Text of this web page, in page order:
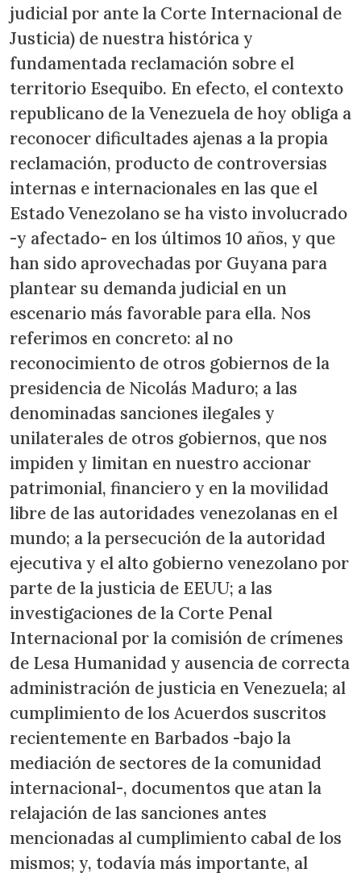
judicial por ante la Corte Internacional de
Justicia) de nuestra histórica y
fundamentada reclamación sobre el
territorio Esequibo. En efecto, el contexto
republicano de la Venezuela de hoy obliga a
reconocer dificultades ajenas a la propia
reclamación, producto de controversias
internas e internacionales en las que el
Estado Venezolano se ha visto involucrado
-y afectado- en los últimos 10 años, y que
han sido aprovechadas por Guyana para
plantear su demanda judicial en un
escenario más favorable para ella. Nos
referimos en concreto: al no
reconocimiento de otros gobiernos de la
presidencia de Nicolás Maduro; a las
denominadas sanciones ilegales y
unilaterales de otros gobiernos, que nos
impiden y limitan en nuestro accionar
patrimonial, financiero y en la movilidad
libre de las autoridades venezolanas en el
mundo; a la persecución de la autoridad
ejecutiva y el alto gobierno venezolano por
parte de la justicia de EEUU; a las
investigaciones de la Corte Penal
Internacional por la comisión de crímenes
de Lesa Humanidad y ausencia de correcta
administración de justicia en Venezuela; al
cumplimiento de los Acuerdos suscritos
recientemente en Barbados -bajo la
mediación de sectores de la comunidad
internacional-, documentos que atan la
relajación de las sanciones antes
mencionadas al cumplimiento cabal de los
mismos; y, todavía más importante, al